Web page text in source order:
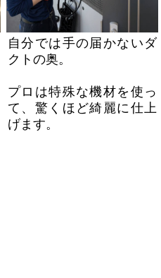
自分では手の届かないダ
クトの奥。
プロは特殊な機材を使っ
て、驚くほど綺麗に仕上
げます。